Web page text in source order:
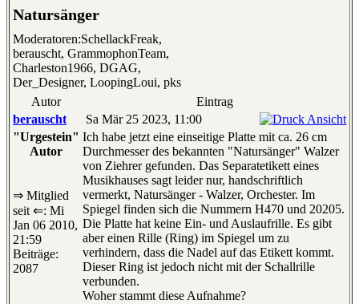
Natursänger
Moderatoren:SchellackFreak,
berauscht, GrammophonTeam,
Charleston1966, DGAG,
Der_Designer, LoopingLoui, pks
Autor
Eintrag
berauscht
Sa Mär 25 2023, 11:00
"Urgestein"
Autor
⇒ Mitglied
seit ⇐: Mi
Jan 06 2010,
21:59
Beiträge:
2087
Ich habe jetzt eine einseitige Platte mit ca. 26 cm
Durchmesser des bekannten "Natursänger" Walzer
von Ziehrer gefunden. Das Separatetikett eines
Musikhauses sagt leider nur, handschriftlich
vermerkt, Natursänger - Walzer, Orchester. Im
Spiegel finden sich die Nummern H470 und 20205.
Die Platte hat keine Ein- und Auslaufrille. Es gibt
aber einen Rille (Ring) im Spiegel um zu
verhindern, dass die Nadel auf das Etikett kommt.
Dieser Ring ist jedoch nicht mit der Schallrille
verbunden.
Woher stammt diese Aufnahme?